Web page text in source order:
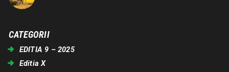
CATEGORII
EDITIA 9 – 2025
Editia X